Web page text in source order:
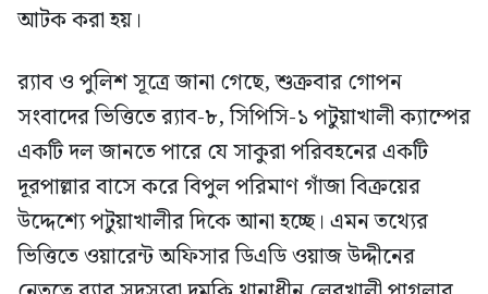
আটক করা হয়।
র‍্যাব ও পুলিশ সূত্রে জানা গেছে, শুক্রবার গোপন
সংবাদের ভিত্তিতে র‍্যাব-৮, সিপিসি-১ পটুয়াখালী ক্যাম্পের
একটি দল জানতে পারে যে সাকুরা পরিবহনের একটি
দূরপাল্লার বাসে করে বিপুল পরিমাণ গাঁজা বিক্রয়ের
উদ্দেশ্যে পটুয়াখালীর দিকে আনা হচ্ছে। এমন তথ্যের
ভিত্তিতে ওয়ারেন্ট অফিসার ডিএডি ওয়াজ উদ্দীনের